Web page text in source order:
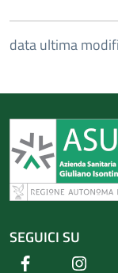
data ultima
SEGUICI SU
Facebook